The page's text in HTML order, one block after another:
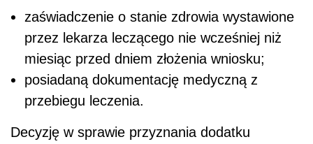
zaświadczenie o stanie zdrowia wystawione
przez lekarza leczącego nie wcześniej niż
miesiąc przed dniem złożenia wniosku;
posiadaną dokumentację medyczną z
przebiegu leczenia.
Decyzję w sprawie przyznania dodatku